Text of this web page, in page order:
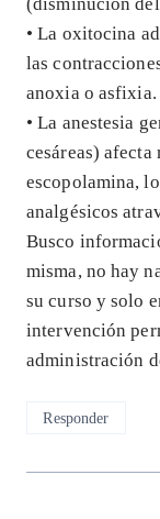
• La oxitocina
las
anoxia o asfixia.
• La anestesia
cesáreas)
escopolamina,
analgésicos
Busco
misma, no hay
su curso y solo
intervención
administración
Responder